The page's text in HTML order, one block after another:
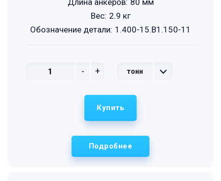
- + тонн
Длина анкеров: 80 мм
Вес: 2.9 кг
Обозначение детали: 1.400-15.B1.150-11
Подробнее
Купить